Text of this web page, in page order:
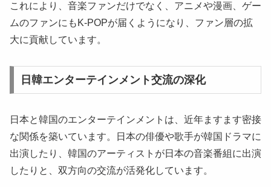
これにより、音楽ファンだけでなく、アニメや漫画、ゲー
ムのファンにもK-POPが届くようになり、ファン層の拡
大に貢献しています。
日韓エンターテインメント交流の深化
日本と韓国のエンターテインメントは、近年ますます密接
な関係を築いています。日本の俳優や歌手が韓国ドラマに
出演したり、韓国のアーティストが日本の音楽番組に出演
したりと、双方向の交流が活発化しています。